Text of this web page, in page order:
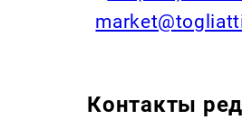
Контакты